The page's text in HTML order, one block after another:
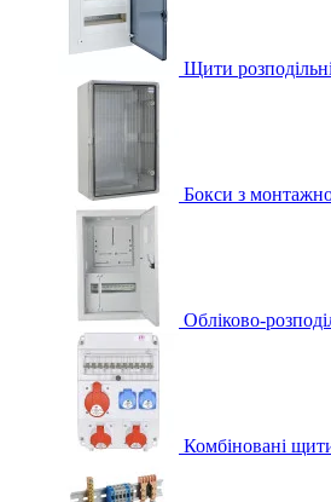
Щити
Бокси з
Обліково-
Комбіновані